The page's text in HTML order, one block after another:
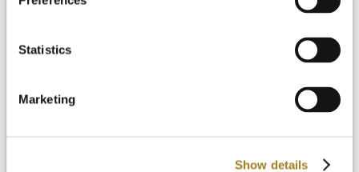
Statistics
Marketing
Show details
Das Design-Bündel